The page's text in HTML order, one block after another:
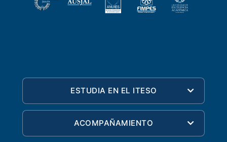
ESTUDIA EN EL ITESO
ACOMPAÑAMIENTO